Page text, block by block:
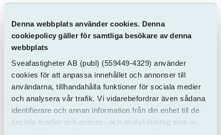
Denna webbplats använder cookies. Denna
cookiepolicy gäller för samtliga besökare av denna
webbplats
Sveafastigheter AB (publ) (559449-4329) använder
cookies för att anpassa innehållet och annonser till
användarna, tillhandahålla funktioner för sociala medier
och analysera vår trafik. Vi vidarebefordrar även sådana
identifierare och annan information från din enhet till de
sociala medier och annons- och analysföretag som vi
SVEAFASTIGHETER